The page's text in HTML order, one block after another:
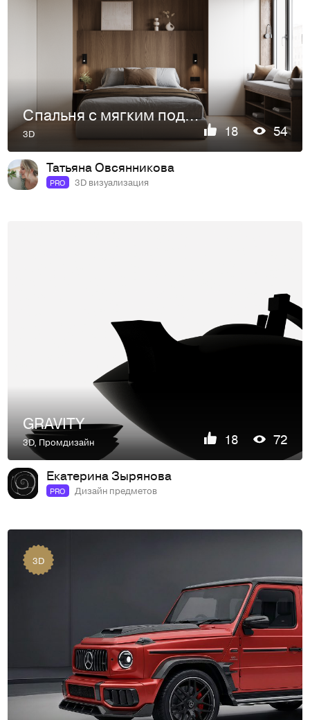
Спальня с мягким подоконником
3D 18 54
Татьяна Овсянникова
PRO 3D визуализация
GRAVITY
3D, Промдизайн 18 72
Екатерина Зырянова
PRO Дизайн предметов
3D